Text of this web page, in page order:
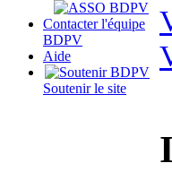
Contacter l'équipe
BDPV
Aide
Soutenir le site